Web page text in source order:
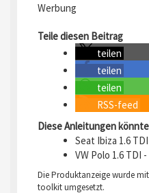
Werbung
Teile diesen Beitrag
teilen
teilen
teilen
RSS-feed
Diese Anleitungen
Seat Ibiza 1.6
VW Polo 1.6 TDI
Die Produktanzeige wurde
toolkitumgesetzt.